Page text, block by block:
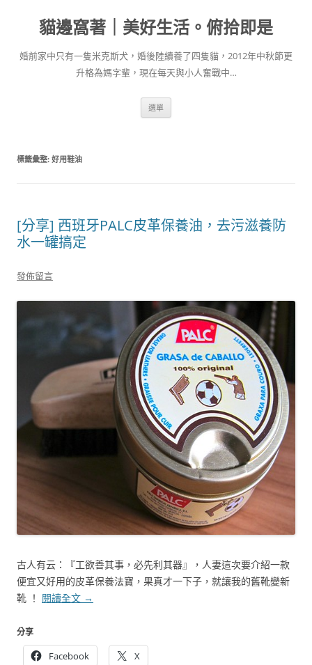
容
貓邊窩著｜美好生活。俯拾即是
婚前家中只有一隻米克斯犬，婚後陸續養了四隻貓，2012年中秋節更
升格為媽字輩，現在每天與小人奮戰中…
選單
標籤彙整: 好用鞋油
[分享] 西班牙PALC皮革保養油，去污滋養防
水一罐搞定
發佈留言
古人有云：『工欲善其事，必先利其器』，人妻這次要介紹一款
便宜又好用的皮革保養法寶，果真才一下子，就讓我的舊靴變新
靴 ！ 閱讀全文 →
分享
Facebook X